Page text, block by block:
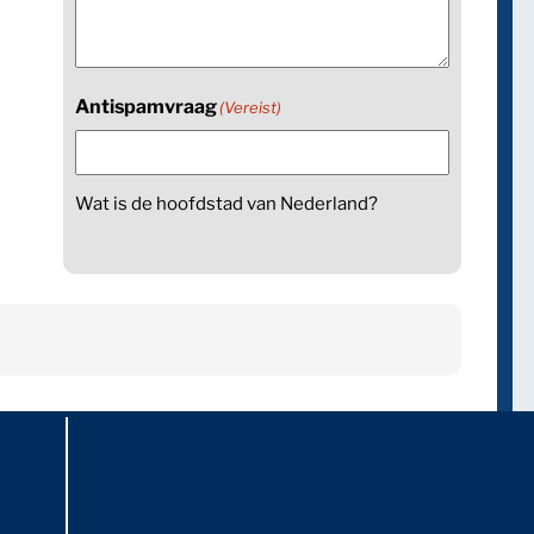
Antispamvraag(Vereist)
Wat is de hoofdstad van Nederland?